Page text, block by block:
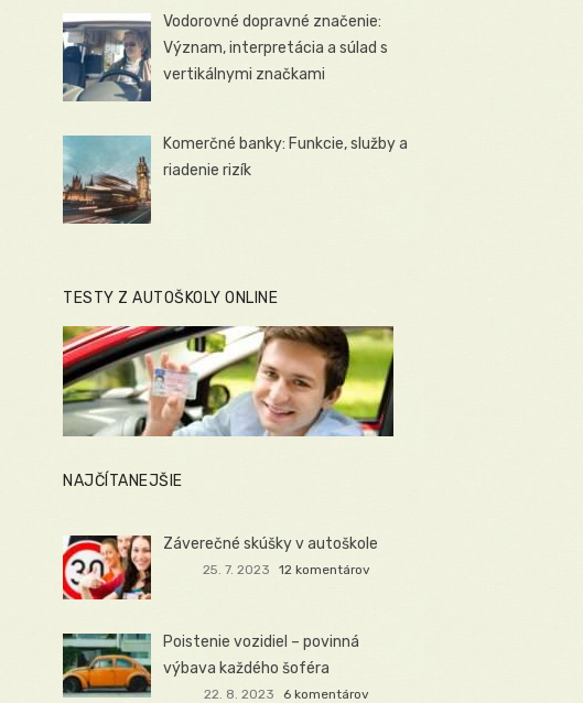
Vodorovné dopravné značenie:
Význam, interpretácia a súlad s
vertikálnymi značkami
Komerčné banky: Funkcie, služby a
riadenie rizík
TESTY Z AUTOŠKOLY ONLINE
NAJČÍTANEJŠIE
Záverečné skúšky v autoškole
25. 7. 2023 12 komentárov
Poistenie vozidiel – povinná
výbava každého šoféra
22. 8. 2023 6 komentárov